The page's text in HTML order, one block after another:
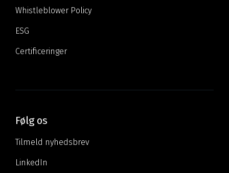
Whistleblower Policy
ESG
Certificeringer
Følg os
Tilmeld nyhedsbrev
LinkedIn